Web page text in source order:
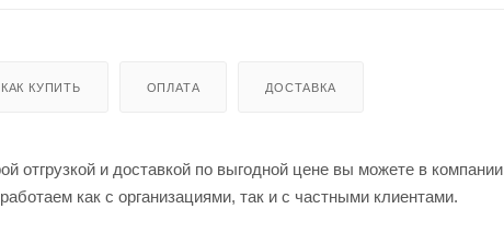
КАК КУПИТЬ ОПЛАТА ДОСТАВКА
и доставкой по выгодной цене вы можете в компании
как с организациями, так и с частными клиентами.